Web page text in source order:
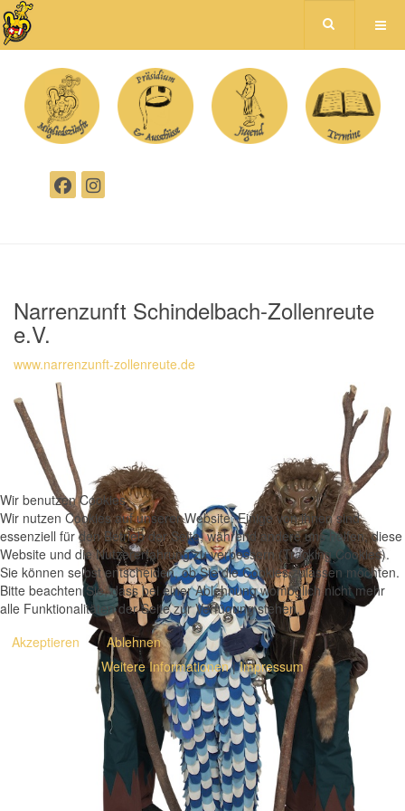
Narrenzunft Schindelbach-Zollenreute
e.V.
www.narrenzunft-zollenreute.de
Wir benutzen Cookies
Wir nutzen Cookies auf unserer Website. Einige von ihnen sind
essenziell für den Betrieb der Seite, während andere uns helfen, diese
Website und die Nutzererfahrung zu verbessern (Tracking Cookies).
Sie können selbst entscheiden, ob Sie die Cookies zulassen möchten.
Bitte beachten Sie, dass bei einer Ablehnung womöglich nicht mehr
alle Funktionalitäten der Seite zur Verfügung stehen.
Akzeptieren
Ablehnen
Weitere Informationen|Impressum